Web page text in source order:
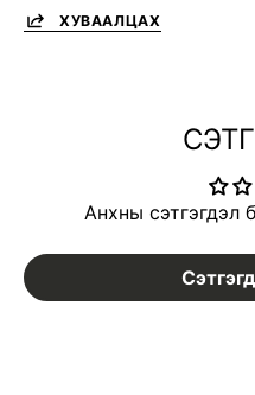
ХУВААЛЦАХ
Анхны сэтгэгдэл